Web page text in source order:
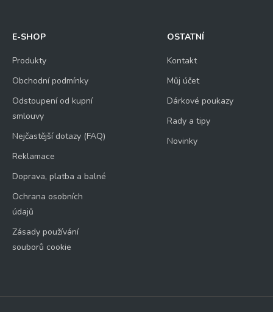
E-SHOP
Produkty
Obchodní podmínky
Odstoupení od kupní
smlouvy
Nejčastější dotazy (FAQ)
Reklamace
Doprava, platba a balné
Ochrana osobních
údajů
Zásady používání
souborů cookie
OSTATNÍ
Kontakt
Můj účet
Dárkové poukazy
Rady a tipy
Novinky